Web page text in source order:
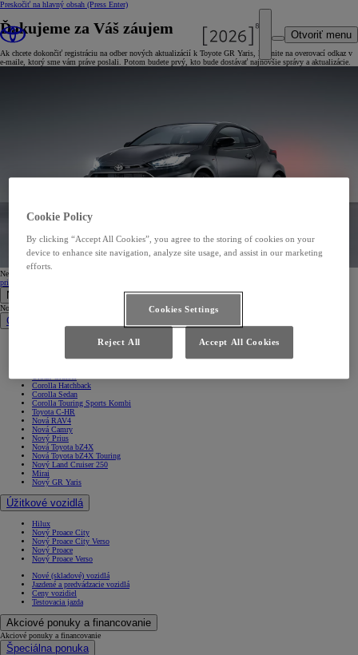
Preskočiť na hlavný obsah (Press Enter)
Otvoriť menu
Ďakujeme za Váš záujem
Ak chcete dokončiť registráciu na odber nových aktualizácií k Toyote GR Yaris, kliknite na overovací odkaz v
e-maile, ktorý sme vám práve poslali. Potom budete prvý, kto bude dostávať najnovšie správy a aktualizácie.
Nedostali ste e-mail? Nezabudnite si skontrolovať priečinok Nevyžiadaná pošta, v opačnom prípade sa
prihláste na odber
Nové vozidlá
Nové vozidlá
Osobné vozidlá
Yaris Cross
Corolla Hatchback
Corolla Sedan
Corolla Touring Sports Kombi
Toyota C-HR
Nová RAV4
Nová Camry
Nový Prius
Nová Toyota bZ4X
Nová Toyota bZ4X Touring
Nový Land Cruiser 250
Mirai
Nový GR Yaris
Úžitkové vozidlá
Hilux
Nový Proace City
Nový Proace City Verso
Nový Proace
Nový Proace Verso
Nové (skladové) vozidlá
Jazdené a predvádzacie vozidlá
Ceny vozidiel
Testovacia jazda
Akciové ponuky a financovanie
Akciové ponuky a financovanie
Špeciálna ponuka
Cookie Policy
By clicking “Accept All Cookies”, you agree to the storing of cookies on your
device to enhance site navigation, analyze site usage, and assist in our marketing
efforts.
Cookies Settings
Reject All Accept All Cookies